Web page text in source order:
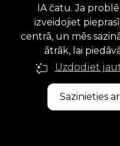
IA čatu. Ja
izveidojiet
centrā, un mēs
ātrāk, lai
Uzdodiet
Sazinieties